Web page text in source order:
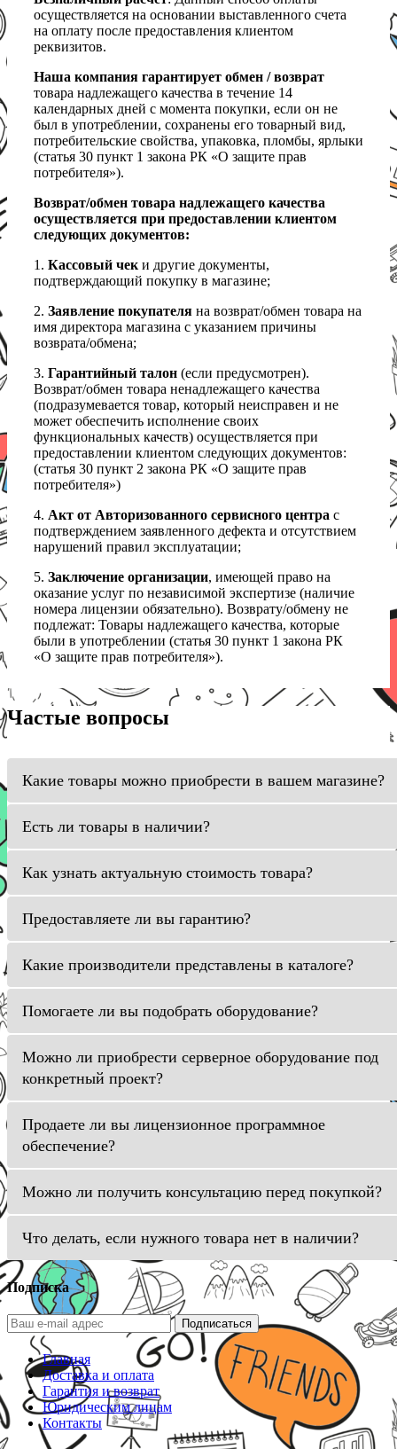
осуществляется на основании выставленного счета
на оплату после предоставления клиентом
реквизитов.
Наша компания гарантирует обмен / возврат
товара надлежащего качества в течение 14
календарных дней с момента покупки, если он не
был в употреблении, сохранены его товарный вид,
потребительские свойства, упаковка, пломбы, ярлыки
(статья 30 пункт 1 закона РК «О защите прав
потребителя»).
Возврат/обмен товара надлежащего качества
осуществляется при предоставлении клиентом
следующих документов:
1. Кассовый чеки другие документы,
подтверждающий покупку в магазине;
2. Заявление покупателя на возврат/обмен товара на
имя директора магазина с указанием причины
возврата/обмена;
3. Гарантийный талон (если предусмотрен).
Возврат/обмен товара ненадлежащего качества
(подразумевается товар, который неисправен и не
может обеспечить исполнение своих
функциональных качеств) осуществляется при
предоставлении клиентом следующих документов:
(статья 30 пункт 2 закона РК «О защите прав
потребителя»)
4. Акт от Авторизованного сервисного центра с
подтверждением заявленного дефекта и отсутствием
нарушений правил эксплуатации;
5. Заключение организации, имеющей право на
оказание услуг по независимой экспертизе (наличие
номера лицензии обязательно). Возврату/обмену не
подлежат: Товары надлежащего качества, которые
были в употреблении (статья 30 пункт 1 закона РК
«О защите прав потребителя»).
Частые вопросы
Какие товары можно приобрести в вашем магазине?
Есть ли товары в наличии?
Как узнать актуальную стоимость товара?
Предоставляете ли вы гарантию?
Какие производители представлены в каталоге?
Помогаете ли вы подобрать оборудование?
Можно ли приобрести серверное оборудование под
конкретный проект?
Продаете ли вы лицензионное программное
обеспечение?
Можно ли получить консультацию перед покупкой?
Что делать, если нужного товара нет в наличии?
Подписка
Подписаться
Главная
Доставка и оплата
Гарантия и возврат
Юридическим лицам
Контакты